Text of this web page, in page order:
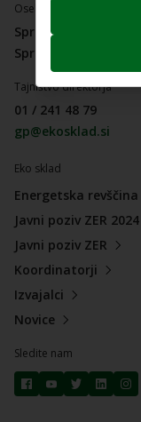
Osebno od ponedeljka
Sprejem pisanj
Sprejem strank 9h -
Tajništvo direktorja
01 / 241 48 79
gp@ekosklad.si
Eko sklad
Energetska revščina
Javni poziv ZER 2024
Javni poziv ZER
Koordinatorji
Izvajalci
Novice
Sledite nam